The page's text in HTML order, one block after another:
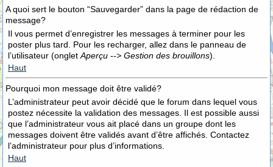
A quoi sert le bouton “Sauvegarder” dans la page de rédaction de
message?
Il vous permet d’enregistrer les messages à terminer pour les
poster plus tard. Pour les recharger, allez dans le panneau de
l’utilisateur (onglet Aperçu --> Gestion des brouillons).
Haut
Pourquoi mon message doit être validé?
L’administrateur peut avoir décidé que le forum dans lequel vous
postez nécessite la validation des messages. Il est possible aussi
que l’administrateur vous ait placé dans un groupe dont les
messages doivent être validés avant d’être affichés. Contactez
l’administrateur pour plus d’informations.
Haut